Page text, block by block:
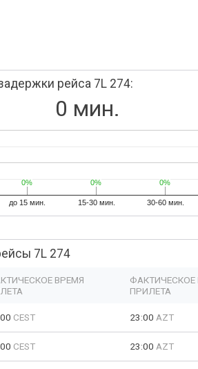
рейса 7L 274:
0 мин.
до 15 мин. 15-30 мин. 30-60 мин.
0%
0% 0%
0% 0%
0%
7L 274
ВРЕМЯ
ФАКТИЧЕСКОЕ
ПРИЛЕТА
CEST 23:00 AZT
CEST 23:00 AZT